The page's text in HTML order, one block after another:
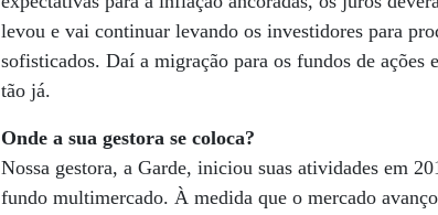
levou e vai continuar levando os investidores para
sofisticados. Daí a migração para os fundos de
tão já.
Onde a sua gestora se coloca?
Nossa gestora, a Garde, iniciou suas atividades em
fundo multimercado. À medida que o mercado